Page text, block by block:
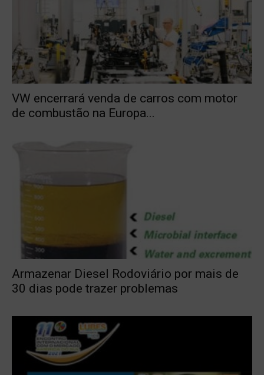
VW encerrará venda de carros com motor
de combustão na Europa...
Armazenar Diesel Rodoviário por mais de
30 dias pode trazer problemas